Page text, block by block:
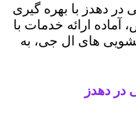
دهدز با بهره گیری
ارائه خدمات با
های ال جی، به
در دهدز